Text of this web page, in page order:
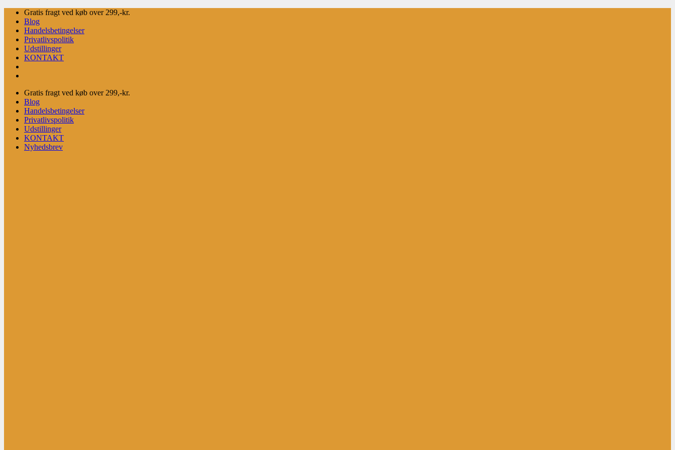
Fortsæt
indhold
Gratis fragt ved køb over 299,-kr.
Blog
Handelsbetingelser
Privatlivspolitik
Udstillinger
KONTAKT
Gratis fragt ved køb over 299,-kr.
Blog
Handelsbetingelser
Privatlivspolitik
Udstillinger
KONTAKT
Nyhedsbrev